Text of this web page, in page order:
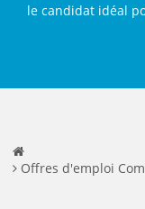
le candidat idéal
Offres d'emploi